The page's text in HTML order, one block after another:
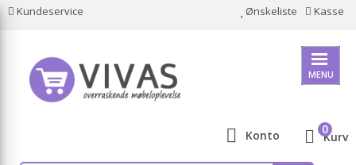
Kundeservice Ønskeliste Kasse
MENU
Konto Kurv
0